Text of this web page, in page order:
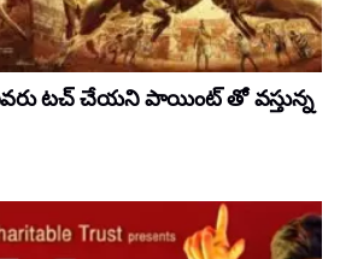
టచ్ చేయని పాయింట్ తో వస్తున్న